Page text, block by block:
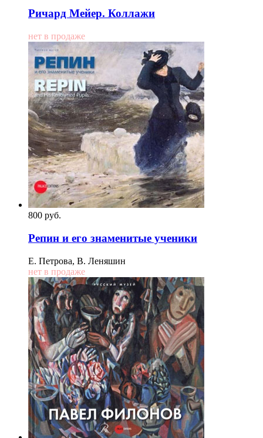
Ричард Мейер. Коллажи
нет в продаже
800 pуб.
Репин и его знаменитые ученики
Е. Петрова, В. Леняшин
нет в продаже